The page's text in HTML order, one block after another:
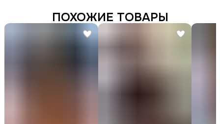
ПОХОЖИЕ ТОВАРЫ